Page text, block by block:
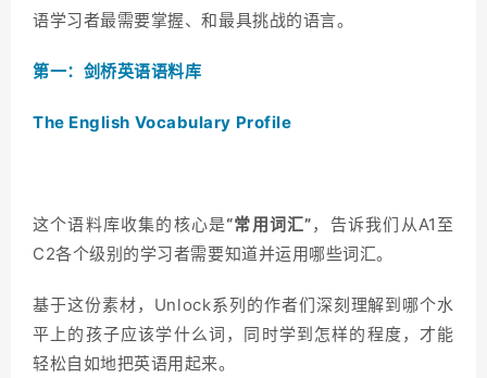
语学习者最需要掌握、和最具挑战的语言。
第一：剑桥英语语料库
The English Vocabulary Profile
这个语料库收集的核心是“常用词汇”，告诉我们从A1至
C2各个级别的学习者需要知道并运用哪些词汇。
基于这份素材，Unlock系列的作者们深刻理解到哪个水
平上的孩子应该学什么词，同时学到怎样的程度，才能
轻松自如地把英语用起来。